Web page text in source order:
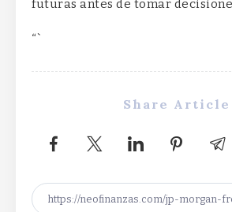
futuras antes de tomar
“`
Share Article